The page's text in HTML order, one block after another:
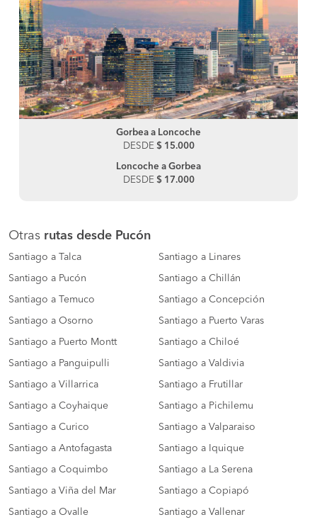
Gorbea a Loncoche
DESDE $ 15.000
Loncoche a Gorbea
DESDE $ 17.000
Otras rutas desde Pucón
Santiago a Talca Santiago a Linares
Santiago a Pucón Santiago a Chillán
Santiago a Temuco Santiago a Concepción
Santiago a Osorno Santiago a Puerto Varas
Santiago a Puerto Montt Santiago a Chiloé
Santiago a Panguipulli Santiago a Valdivia
Santiago a Villarrica Santiago a Frutillar
Santiago a Coyhaique Santiago a Pichilemu
Santiago a Curico Santiago a Valparaiso
Santiago a Antofagasta Santiago a Iquique
Santiago a Coquimbo Santiago a La Serena
Santiago a Viña del Mar Santiago a Copiapó
Santiago a Ovalle Santiago a Vallenar